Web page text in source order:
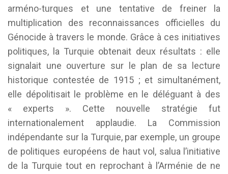
arméno-turques et une tentative de freiner la
multiplication des reconnaissances officielles du
Génocide à travers le monde. Grâce à ces initiatives
politiques, la Turquie obtenait deux résultats : elle
signalait une ouverture sur le plan de sa lecture
historique contestée de 1915 ; et simultanément,
elle dépolitisait le problème en le déléguant à des
« experts ». Cette nouvelle stratégie fut
internationalement applaudie. La Commission
indépendante sur la Turquie, par exemple, un groupe
de politiques européens de haut vol, salua l’initiative
de la Turquie tout en reprochant à l’Arménie de ne